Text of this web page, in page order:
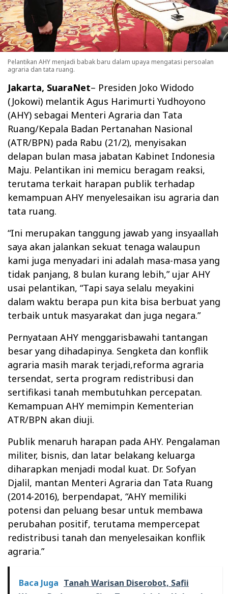
Pelantikan AHY menjadi babak baru dalam upaya mengatasi persoalan
agraria dan tata ruang.
Jakarta, SuaraNet– Presiden Joko Widodo
(Jokowi) melantik Agus Harimurti Yudhoyono
(AHY) sebagai Menteri Agraria dan Tata
Ruang/Kepala Badan Pertanahan Nasional
(ATR/BPN) pada Rabu (21/2), menyisakan
delapan bulan masa jabatan Kabinet Indonesia
Maju. Pelantikan ini memicu beragam reaksi,
terutama terkait harapan publik terhadap
kemampuan AHY menyelesaikan isu agraria dan
tata ruang.
“Ini merupakan tanggung jawab yang insyaallah
saya akan jalankan sekuat tenaga walaupun
kami juga menyadari ini adalah masa-masa yang
tidak panjang, 8 bulan kurang lebih,” ujar AHY
usai pelantikan, “Tapi saya selalu meyakini
dalam waktu berapa pun kita bisa berbuat yang
terbaik untuk masyarakat dan juga negara.”
Pernyataan AHY menggarisbawahi tantangan
besar yang dihadapinya. Sengketa dan konflik
agraria masih marak terjadi,reforma agraria
tersendat, serta program redistribusi dan
sertifikasi tanah membutuhkan percepatan.
Kemampuan AHY memimpin Kementerian
ATR/BPN akan diuji.
Publik menaruh harapan pada AHY. Pengalaman
militer, bisnis, dan latar belakang keluarga
diharapkan menjadi modal kuat. Dr. Sofyan
Djalil, mantan Menteri Agraria dan Tata Ruang
(2014-2016), berpendapat, “AHY memiliki
potensi dan peluang besar untuk membawa
perubahan positif, terutama mempercepat
redistribusi tanah dan menyelesaikan konflik
agraria.”
Baca Juga Tanah Warisan Diserobot, Safii